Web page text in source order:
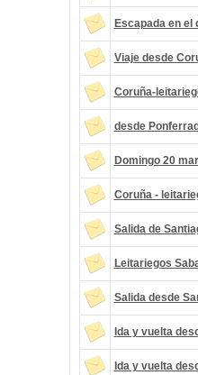
Escapada en el
Viaje desde
Coruña-
desde
Domingo 20
Coruña -
Salida de
Leitariegos
Salida desde
Ida y vuelta
Ida y vuelta